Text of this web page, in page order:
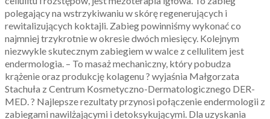
polegający na wstrzykiwaniu w skórę regenerujących i
rewitalizujących koktajli. Zabieg powinniśmy wykonać co
najmniej trzykrotnie w okresie dwóch miesięcy. Kolejnym
niezwykle skutecznym zabiegiem w walce z cellulitem jest
endermologia. – To masaż mechaniczny, który pobudza
krążenie oraz produkcję kolagenu ? wyjaśnia Małgorzata
Stachuła z Centrum Kosmetyczno-Dermatologicznego DER-
MED. ? Najlepsze rezultaty przynosi połączenie endermologii z
zabiegami nawilżającymi i detoksykującymi. Dla uzyskania